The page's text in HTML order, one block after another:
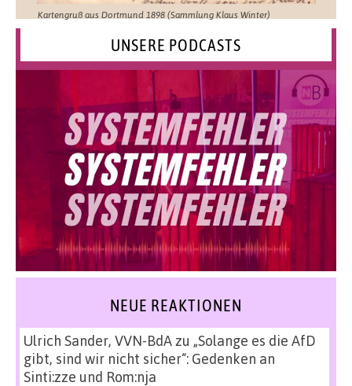
Kartengruß aus Dortmund 1898 (Sammlung Klaus Winter)
UNSERE PODCASTS
NEUE REAKTIONEN
Ulrich Sander, VVN-BdAzu „Solange es die AfD
gibt, sind wir nicht sicher“: Gedenken an
Sinti:zze und Rom:nja